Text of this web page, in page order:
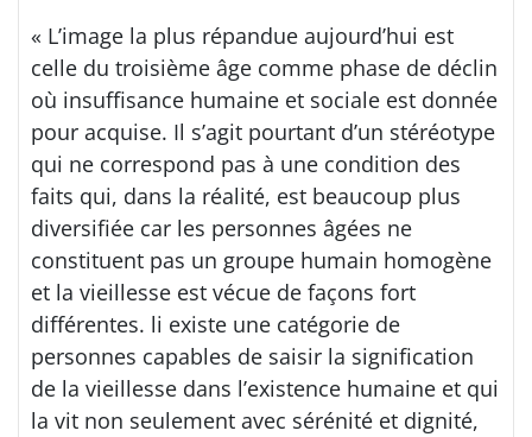
« L’image la plus répandue aujourd’hui est
celle du troisième âge comme phase de déclin
où insuffisance humaine et sociale est donnée
pour acquise. Il s’agit pourtant d’un stéréotype
qui ne correspond pas à une condition des
faits qui, dans la réalité, est beaucoup plus
diversifiée car les personnes âgées ne
constituent pas un groupe humain homogène
et la vieillesse est vécue de façons fort
différentes. li existe une catégorie de
personnes capables de saisir la signification
de la vieillesse dans l’existence humaine et qui
la vit non seulement avec sérénité et dignité,